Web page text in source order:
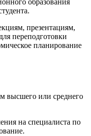
образования
презентациям,
переподготовки
планирование
высшего или среднего
на специалиста по